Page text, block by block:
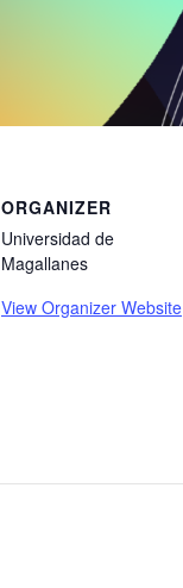
ORGANIZER
Universidad de
Magallanes
View Organizer Website